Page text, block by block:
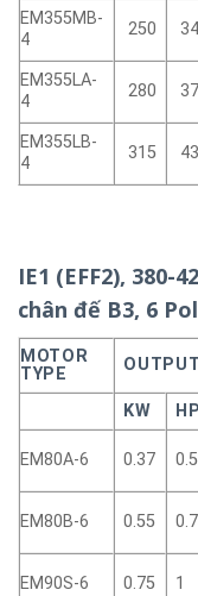
EM355MB-
4
250
EM355LA-
4
280
EM355LB-
4
315
IE1 (EFF2), 380-
chân đế B3, 6
MOTOR
TYPE
OUTPUT
KW
HP
EM80A-6 0.37 0.5
EM80B-6 0.55
EM90S-6 0.75 1